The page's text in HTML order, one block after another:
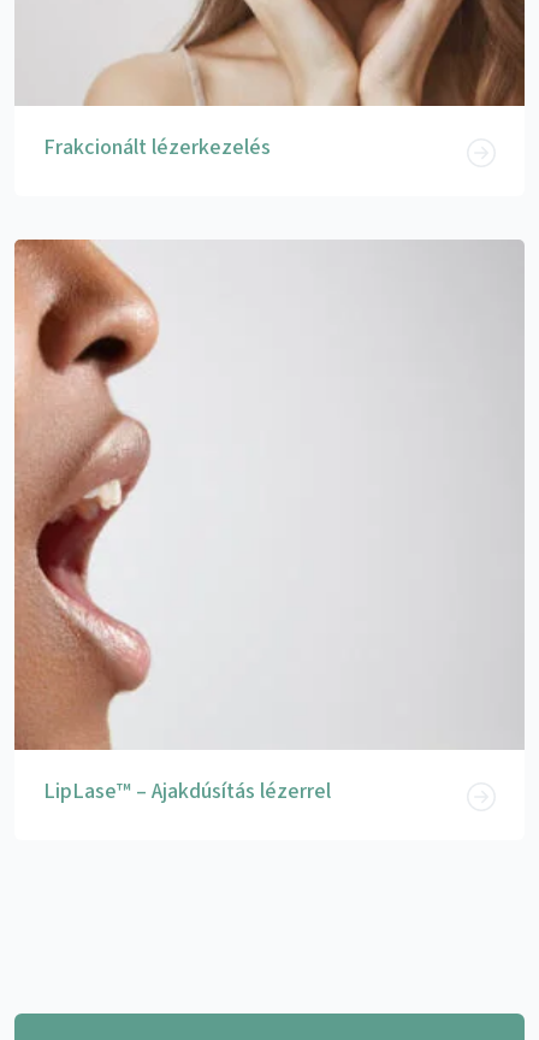
Frakcionált lézerkezelés
LipLase™ – Ajakdúsítás lézerrel